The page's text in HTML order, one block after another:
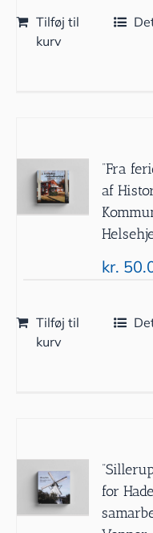
Tilføj til
kurv
”Fra
af
kr.
Tilføj til
kurv
for